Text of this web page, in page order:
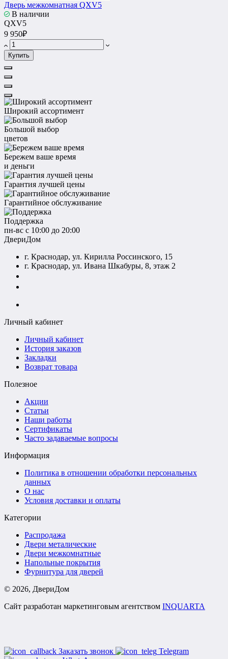
Дверь межкомнатная QXV5
В наличии
QXV5
9 950₽
Купить
Широкий ассортимент
Большой выбор
цветов
Бережем ваше время
и деньги
Гарантия лучшей цены
Гарантийное обслуживание
Поддержка
пн-вс с 10:00 до 20:00
ДвериДом
г. Краснодар, ул. Кирилла Россинского, 15
г. Краснодар, ул. Ивана Шкабуры, 8, этаж 2
Личный кабинет
Личный кабинет
История заказов
Закладки
Возврат товара
Полезное
Акции
Статьи
Наши работы
Сертификаты
Часто задаваемые вопросы
Информация
Политика в отношении обработки персональных
данных
О нас
Условия доставки и оплаты
Категории
Распродажа
Двери металические
Двери межкомнатные
Напольные покрытия
Фурнитура для дверей
© 2026, ДвериДом
Сайт разработан маркетинговым агентством INQUARTA
Заказать звонок
Telegram